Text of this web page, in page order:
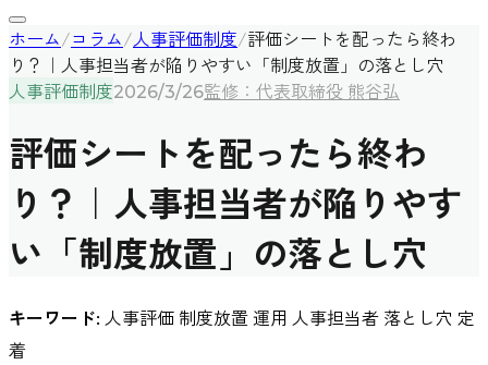
ホーム/コラム/人事評価制度/評価シートを配ったら終わ
り？｜人事担当者が陥りやすい「制度放置」の落とし穴
人事評価制度2026/3/26監修：代表取締役 熊谷弘
評価シートを配ったら終わ
り？｜人事担当者が陥りやす
い「制度放置」の落とし穴
キーワード: 人事評価 制度放置 運用 人事担当者 落とし穴 定
着